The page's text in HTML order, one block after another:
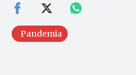
Pandemia